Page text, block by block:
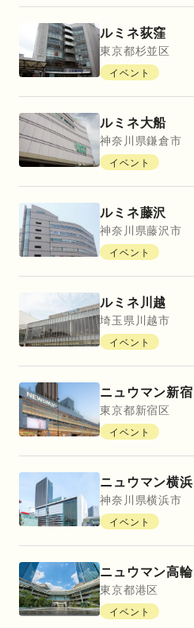
ルミネ荻窪
東京都杉並区
イベント
ルミネ大船
神奈川県鎌倉市
イベント
ルミネ藤沢
神奈川県藤沢市
イベント
ルミネ川越
埼玉県川越市
イベント
ニュウマン新宿
東京都新宿区
イベント
ニュウマン横浜
神奈川県横浜市
イベント
ニュウマン高輪
東京都港区
イベント